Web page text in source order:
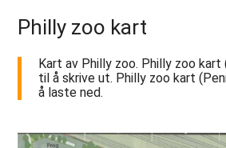
Philly zoo kart
Kart av Philly zoo. Philly zoo kart
til å skrive ut. Philly zoo kart
å laste ned.